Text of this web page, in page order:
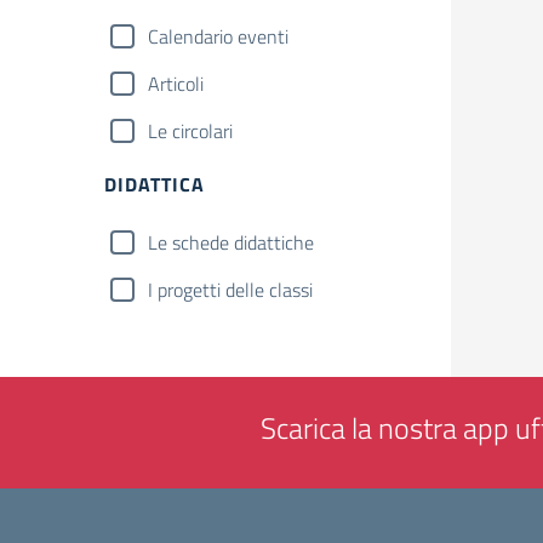
Calendario eventi
Articoli
Le circolari
DIDATTICA
Le schede didattiche
I progetti delle classi
Scarica la nostra app